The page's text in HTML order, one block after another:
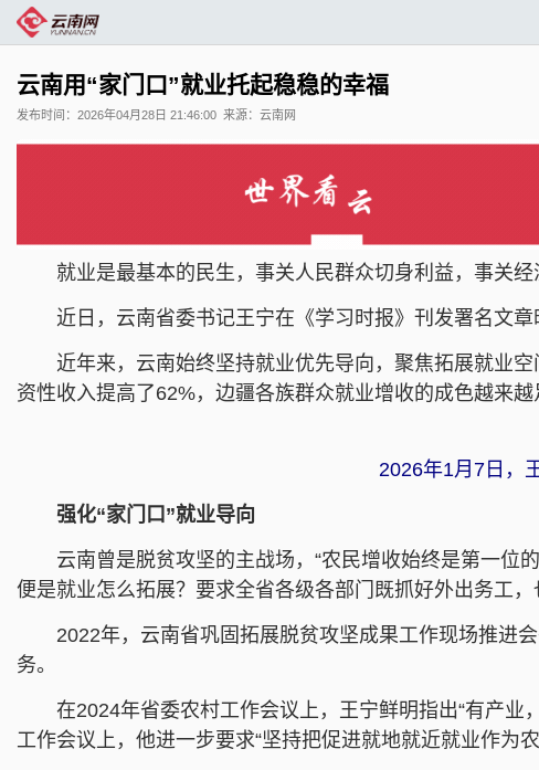
云南用“家门口”就业托起稳稳的幸福
发布时间： 2026年04月28日 21:46:00 来源： 云南网
就业是最基本的民生，事关人民群众切身利益，事关经
近日，云南省委书记王宁在《学习时报》刊发署名文章
近年来，云南始终坚持就业优先导向，聚焦拓展就业
资性收入提高了62%，边疆各族群众就业增收的成色越来越
2026年1月7日，
强化“家门口”就业导向
云南曾是脱贫攻坚的主战场，“农民增收始终是第一位
便是就业怎么拓展？要求全省各级各部门既抓好外出务工
2022年，云南省巩固拓展脱贫攻坚成果工作现场推进
务。
在2024年省委农村工作会议上，王宁鲜明指出“有产
工作会议上，他进一步要求“坚持把促进就地就近就业作为